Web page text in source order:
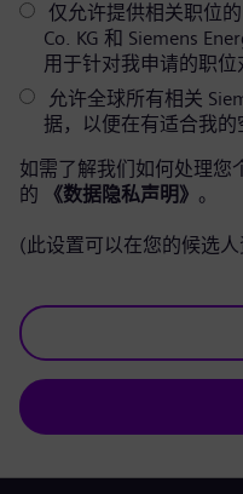
仅允许提供相关职位
Co. KG 和 Siemens
用于针对我申请的职位
允许全球所有相关
据，以便在有适合我
如需了解我们如何处理您
的
《数据隐私声明》 。
(此设置可以在您的候选